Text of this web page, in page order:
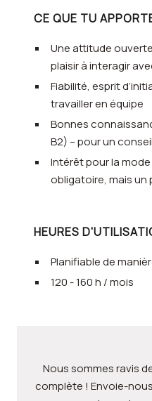
CE QUE TU
Une attitude
plaisir à interagir
Fiabilité, esprit
travailler en équipe
Bonnes
B2) – pour un
Intérêt pour la
obligatoire, mais un
HEURES
Planifiable de
120 - 160 h / mois
Nous sommes ravis
complète ! Envoie-